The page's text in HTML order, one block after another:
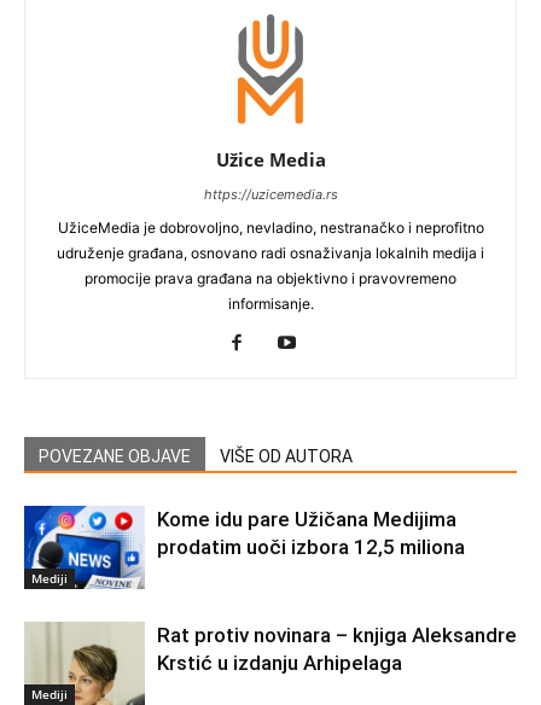
Užice Media
https://uzicemedia.rs
UžiceMedia je dobrovoljno, nevladino, nestranačko i neprofitno
udruženje građana, osnovano radi osnaživanja lokalnih medija i
promocije prava građana na objektivno i pravovremeno
informisanje.
POVEZANE OBJAVE VIŠE OD AUTORA
Mediji
Kome idu pare Užičana Medijima
prodatim uoči izbora 12,5 miliona
Mediji
Rat protiv novinara – knjiga Aleksandre
Krstić u izdanju Arhipelaga